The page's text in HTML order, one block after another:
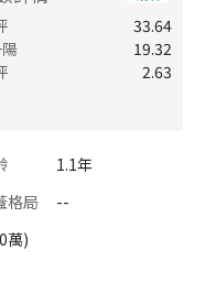
33.64
19.32
2.63
1.1年
格局
--
萬)